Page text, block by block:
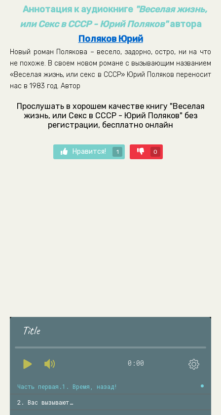
Аннотация к аудиокниге "Веселая жизнь,
или Секс в СССР - Юрий Поляков"автора
Поляков Юрий
Новый роман Полякова – весело, задорно, остро, ни на что
не похоже. В своем новом романе с вызывающим названием
«Веселая жизнь, или секс в СССР» Юрий Поляков переносит
нас в 1983 год. Автор
Прослушать в хорошем качестве книгу "Веселая
жизнь, или Секс в СССР - Юрий Поляков" без
регистрации, бесплатно онлайн
Нравится! 1 0
Title
0:00
Часть первая.1. Время, назад!
2. Вас вызывают…